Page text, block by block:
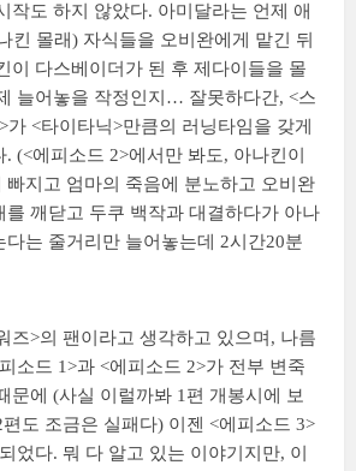
작도 하지 않았다. 아미달라는 언제 애
킨 몰래) 자식들을 오비완에게 맡긴 뒤
이 다스베이더가 된 후 제다이들을 몰
늘어놓을 작정인지… 잘못하다간, <스
가 <타이타닉>만큼의 러닝타임을 갖게
(<에피소드 2>에서만 봐도, 아나킨이
빠지고 엄마의 죽음에 분노하고 오비완
를 깨닫고 두쿠 백작과 대결하다가 아나
다는 줄거리만 늘어놓는데 2시간20분
즈>의 팬이라고 생각하고 있으며, 나름
소드 1>과 <에피소드 2>가 전부 변죽
문에 (사실 이럴까봐 1편 개봉시에 보
도 조금은 실패다) 이젠 <에피소드 3>
었다. 뭐 다 알고 있는 이야기지만, 이